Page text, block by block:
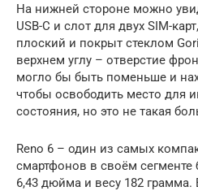
На нижней стороне можно
USB-C и слот для двух SIM-
плоский и покрыт стеклом
верхнем углу – отверстие
могло бы быть поменьше и
чтобы освободить место для
состояния, но это не такая
Reno 6 – один из самых
смартфонов в своём сегменте
6,43 дюйма и весу 182 грамма.